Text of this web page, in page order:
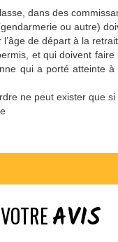
dans des
ou autre)
de départ à la
et qui doivent
qui a porté atteinte
ne peut exister que si
AVIS